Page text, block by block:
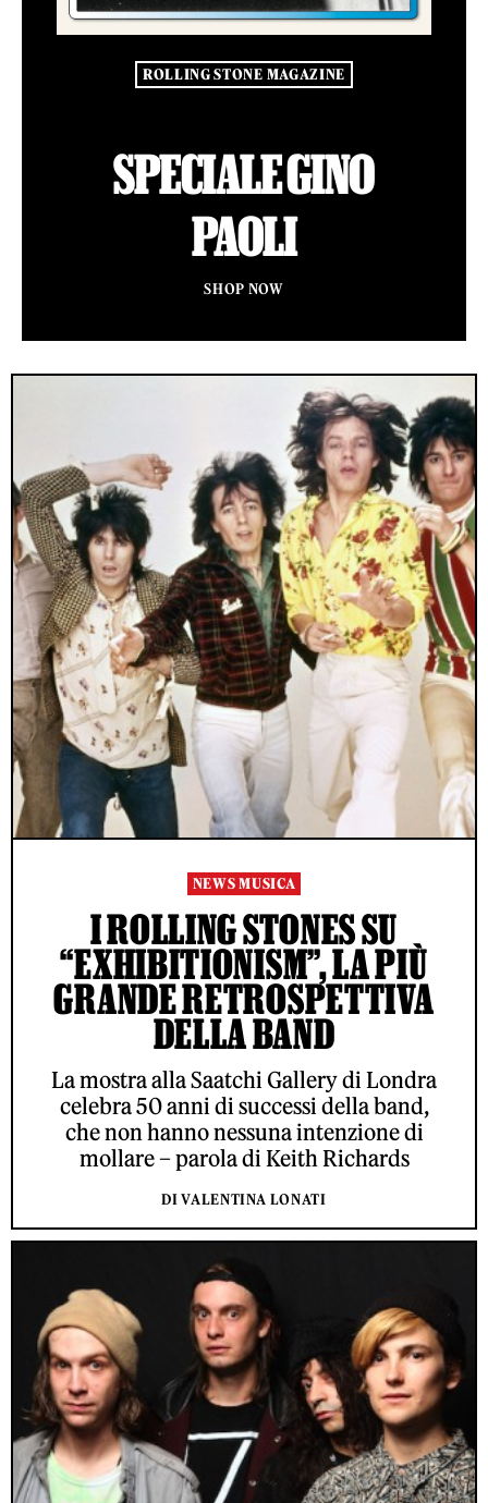
ROLLING STONE MAGAZINE
SPECIALE GINO
PAOLI
SHOP NOW
NEWS MUSICA
I ROLLING STONES SU
“EXHIBITIONISM”, LA PIÙ
GRANDE RETROSPETTIVA
DELLA BAND
La mostra alla Saatchi Gallery di Londra
celebra 50 anni di successi della band,
che non hanno nessuna intenzione di
mollare – parola di Keith Richards
DI VALENTINA LONATI